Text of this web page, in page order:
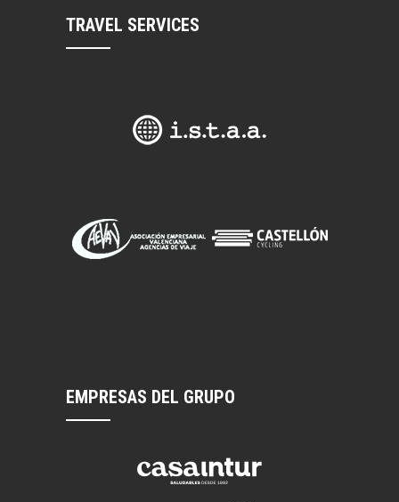
TRAVEL SERVICES
EMPRESAS DEL GRUPO